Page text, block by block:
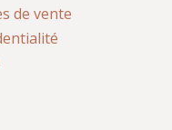
de vente